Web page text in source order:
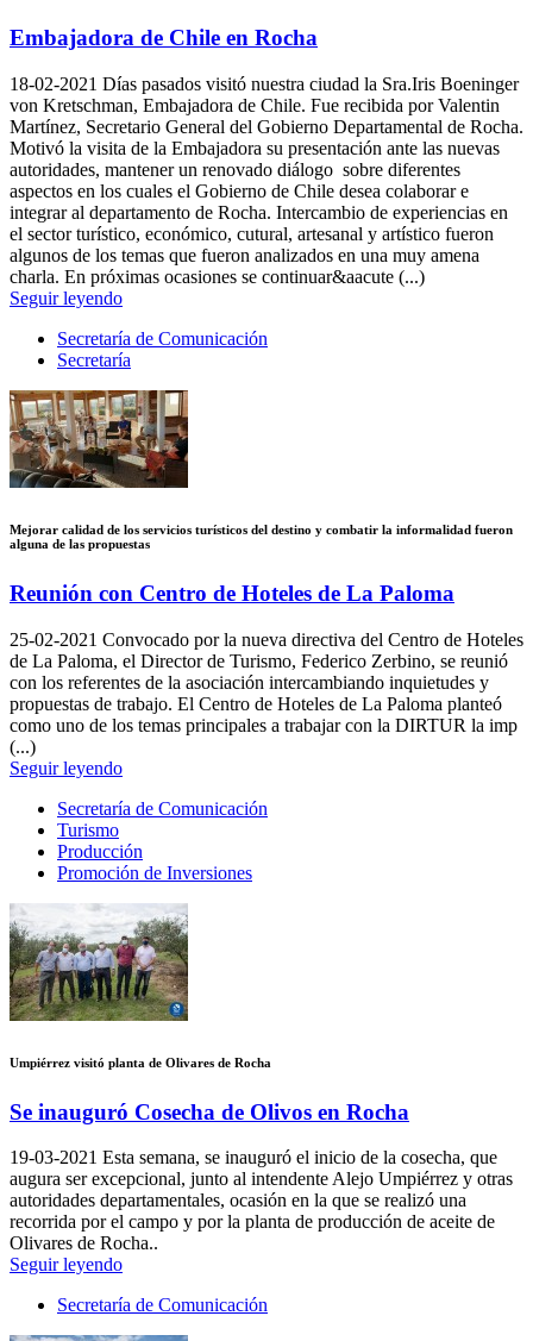
Embajadora de Chile en Rocha
18-02-2021 Días pasados visitó nuestra ciudad la Sra.Iris Boeninger
von Kretschman, Embajadora de Chile. Fue recibida por Valentin
Martínez, Secretario General del Gobierno Departamental de Rocha.
Motivó la visita de la Embajadora su presentación ante las nuevas
autoridades, mantener un renovado diálogo sobre diferentes
aspectos en los cuales el Gobierno de Chile desea colaborar e
integrar al departamento de Rocha. Intercambio de experiencias en
el sector turístico, económico, cutural, artesanal y artístico fueron
algunos de los temas que fueron analizados en una muy amena
charla. En próximas ocasiones se continuar&aacute (...)
Seguir leyendo
Secretaría de Comunicación
Secretaría
Mejorar calidad de los servicios turísticos del destino y combatir la informalidad fueron
alguna de las propuestas
Reunión con Centro de Hoteles de La Paloma
25-02-2021 Convocado por la nueva directiva del Centro de Hoteles
de La Paloma, el Director de Turismo, Federico Zerbino, se reunió
con los referentes de la asociación intercambiando inquietudes y
propuestas de trabajo. El Centro de Hoteles de La Paloma planteó
como uno de los temas principales a trabajar con la DIRTUR la imp
(...)
Seguir leyendo
Secretaría de Comunicación
Turismo
Producción
Promoción de Inversiones
Umpiérrez visitó planta de Olivares de Rocha
Se inauguró Cosecha de Olivos en Rocha
19-03-2021 Esta semana, se inauguró el inicio de la cosecha, que
augura ser excepcional, junto al intendente Alejo Umpiérrez y otras
autoridades departamentales, ocasión en la que se realizó una
recorrida por el campo y por la planta de producción de aceite de
Olivares de Rocha..
Seguir leyendo
Secretaría de Comunicación